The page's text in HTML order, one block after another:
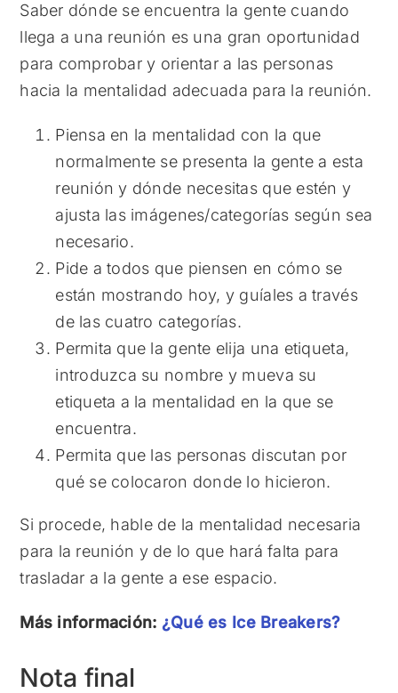
Saber dónde se encuentra la gente cuando
llega a una reunión es una gran oportunidad
para comprobar y orientar a las personas
hacia la mentalidad adecuada para la reunión.
Piensa en la mentalidad con la que
normalmente se presenta la gente a esta
reunión y dónde necesitas que estén y
ajusta las imágenes/categorías según sea
necesario.
Pide a todos que piensen en cómo se
están mostrando hoy, y guíales a través
de las cuatro categorías.
Permita que la gente elija una etiqueta,
introduzca su nombre y mueva su
etiqueta a la mentalidad en la que se
encuentra.
Permita que las personas discutan por
qué se colocaron donde lo hicieron.
Si procede, hable de la mentalidad necesaria
para la reunión y de lo que hará falta para
trasladar a la gente a ese espacio.
Más información: ¿Qué es Ice Breakers?
Nota final